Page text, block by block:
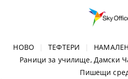
НОВО ТЕФТЕРИ
Раници за училище, Дамски
Пишещи